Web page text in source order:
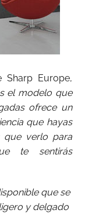
Sharp Europe,
el modelo que
ofrece un
que hayas
que verlo para
te sentirás
que se
y delgado